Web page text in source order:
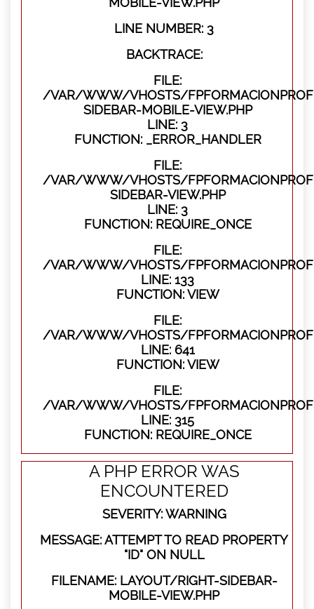
LINE NUMBER: 3
BACKTRACE:
FILE:
/VAR/WWW/VHOSTS/
SIDEBAR-MOBILE-VIEW.PHP
LINE: 3
FUNCTION: _ERROR_HANDLER
FILE:
/VAR/WWW/VHOSTS/
SIDEBAR-VIEW.PHP
LINE: 3
FUNCTION: REQUIRE_ONCE
FILE:
/VAR/WWW/VHOSTS/
LINE: 133
FUNCTION: VIEW
FILE:
/VAR/WWW/VHOSTS/
LINE: 641
FUNCTION: VIEW
FILE:
/VAR/WWW/VHOSTS/
LINE: 315
FUNCTION: REQUIRE_ONCE
A PHP ERROR WAS
ENCOUNTERED
SEVERITY: WARNING
MESSAGE: ATTEMPT TO READ PROPERTY
"ID" ON NULL
FILENAME: LAYOUT/RIGHT-SIDEBAR-
MOBILE-VIEW.PHP